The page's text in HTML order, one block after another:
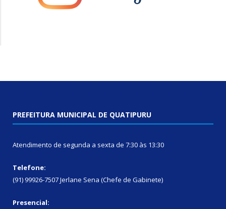
PREFEITURA MUNICIPAL DE QUATIPURU
Atendimento de segunda a sexta de 7:30 às 13:30
Telefone:
(91) 99926-7507 Jerlane Sena (Chefe de Gabinete)
Presencial: